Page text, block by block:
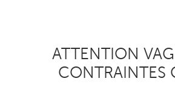
ATTENTION
CONTRAINTES